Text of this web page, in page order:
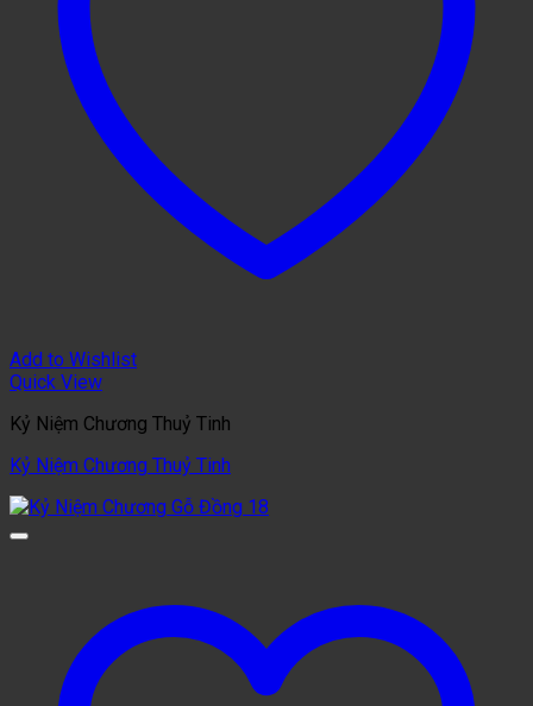
Add to Wishlist
Quick View
Kỷ Niệm Chương Thuỷ Tinh
Kỷ Niệm Chương Thuỷ Tinh